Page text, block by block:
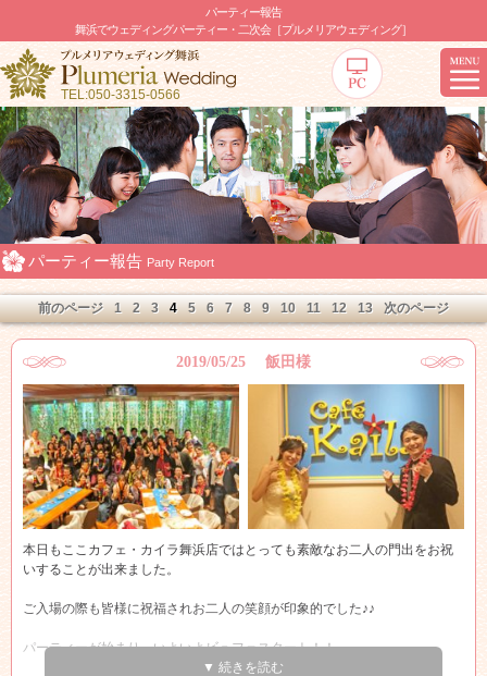
パーティー報告
舞浜でウェディングパーティー・二次会［プルメリアウェディング］
TEL:050-3315-0566
パーティー報告 Party Report
前のページ 1 2 3 4 5 6 7 8 9 10 11 12 13 次のページ
2019/05/25 飯田様
本日もここカフェ・カイラ舞浜店ではとっても素敵なお二人の門出をお祝
いすることが出来ました。
ご入場の際も皆様に祝福されお二人の笑顔が印象的でした♪♪
パーティーが始まり、いよいよビュフェスタート！！
▼ 続きを読む